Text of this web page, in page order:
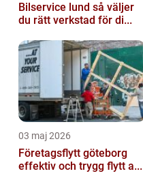
Bilservice lund så väljer
du rätt verkstad för di...
03 maj 2026
Företagsflytt göteborg
effektiv och trygg flytt a...